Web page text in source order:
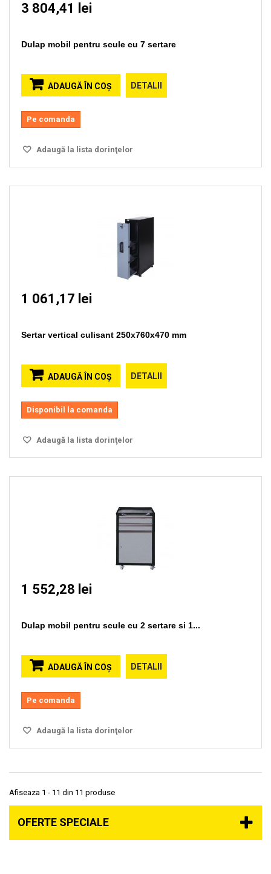
3 804,41 lei
Dulap mobil pentru scule cu 7 sertare
ADAUGĂ ÎN COŞ DETALII
Pe comanda
Adaugă la lista dorinţelor
1 061,17 lei
Sertar vertical culisant 250x760x470 mm
ADAUGĂ ÎN COŞ DETALII
Disponibil la comanda
Adaugă la lista dorinţelor
1 552,28 lei
Dulap mobil pentru scule cu 2 sertare si 1...
ADAUGĂ ÎN COŞ DETALII
Pe comanda
Adaugă la lista dorinţelor
Afiseaza 1 - 11 din 11 produse
OFERTE SPECIALE